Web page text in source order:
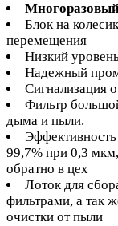
Блок на
перемещения
Низкий
Надежный
Сигнализация
Фильтр
дыма и пыли.
99,7% при 0,3
обратно в цех
Лоток для
фильтрами, а так
очистки от пыли